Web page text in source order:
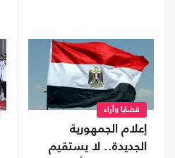
قضايا وآراء
إعلام الجمهورية
الجديدة.. لا يستقيم